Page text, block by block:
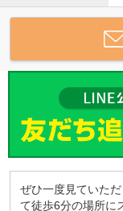
ぜひ一度見ていた
て徒歩6分の場所に